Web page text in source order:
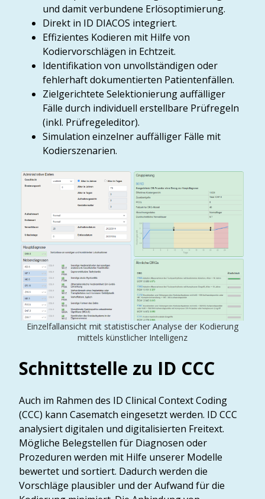
und damit verbundene Erlösoptimierung.
Direkt in ID DIACOS integriert.
Effizientes Kodieren mit Hilfe von
Kodiervorschlägen in Echtzeit.
Identifikation von unvollständigen oder
fehlerhaft dokumentierten Patientenfällen.
Zielgerichtete Selektionierung auffälliger
Fälle durch individuell erstellbare Prüfregeln
(inkl. Prüfregeleditor).
Simulation einzelner auffälliger Fälle mit
Kodierszenarien.
Einzelfallansicht mit statistischer Analyse der Kodierung
mittels künstlicher Intelligenz
Schnittstelle zu ID CCC
Auch im Rahmen des ID Clinical Context Coding
(CCC) kann Casematch eingesetzt werden. ID CCC
analysiert digitalen und digitalisierten Freitext.
Mögliche Belegstellen für Diagnosen oder
Prozeduren werden mit Hilfe unserer Modelle
bewertet und sortiert. Dadurch werden die
Vorschläge plausibler und der Aufwand für die